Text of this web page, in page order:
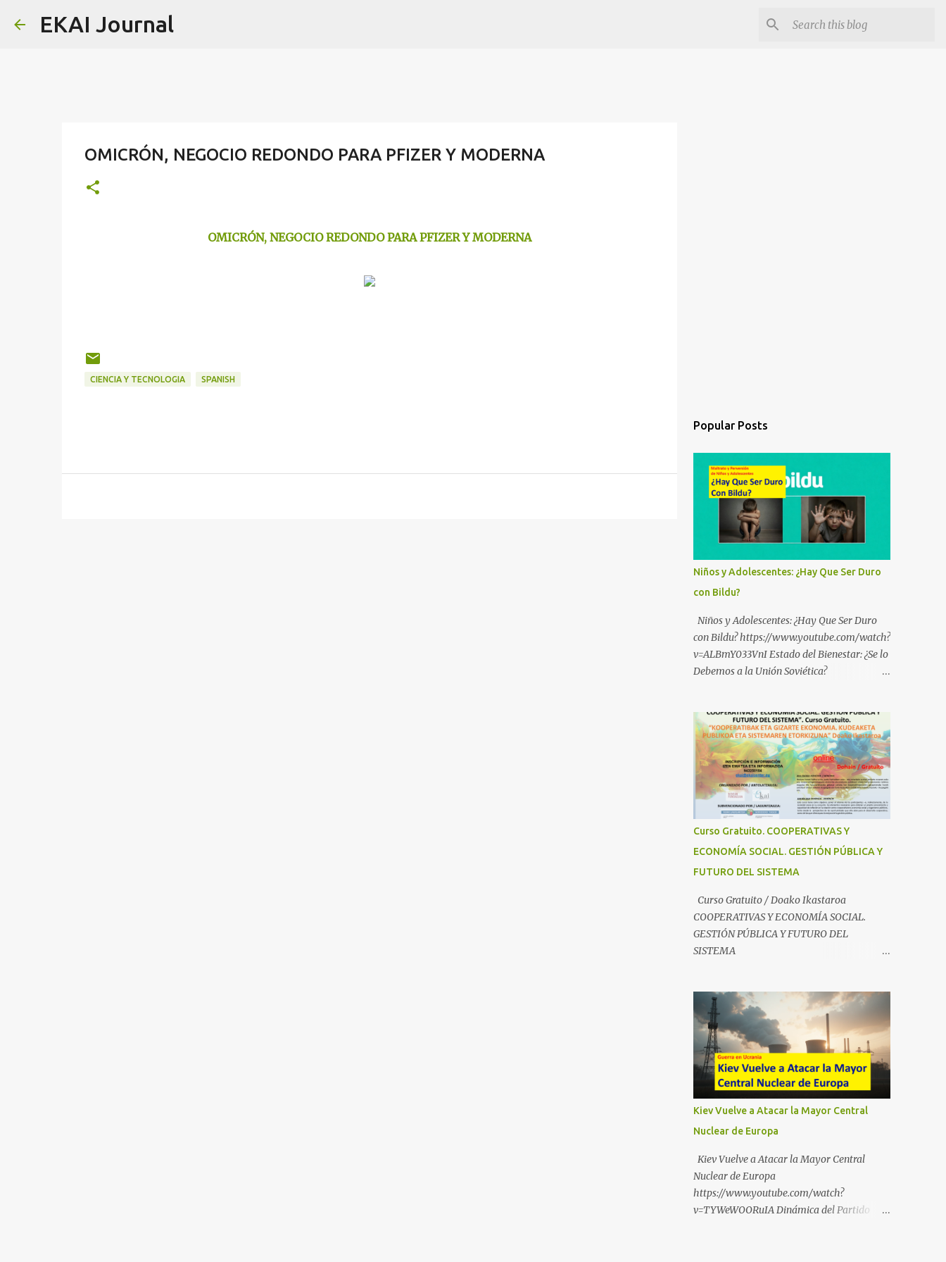
EKAI Journal
OMICRÓN, NEGOCIO REDONDO PARA PFIZER Y MODERNA
OMICRÓN, NEGOCIO REDONDO PARA PFIZER Y MODERNA
CIENCIA Y TECNOLOGIA SPANISH
Popular Posts
Niños y Adolescentes: ¿Hay Que Ser Duro
con Bildu?
Niños y Adolescentes: ¿Hay Que Ser Duro
con Bildu? https://www.youtube.com/watch?
v=ALBmY033VnI Estado del Bienestar: ¿Se lo
Debemos a la Unión Soviética?
Cooperativas
https://www.youtube.com/watch?v=ylup-
4KPu5w Capitalismo Inclusivo y Cuarta
Revolución Industrial
https://www.youtube.com/shorts/dGKjgqEv
RHk ¿Conoces los nuevos canales de
BABESTU? Si quieres hacer algo, o
adolescentes vascos frente a abusos y
manipulaciones: BABESTUren kanal berriak
nerabeak abusu eta manipulazioetatik
babesteko zerbait egin nahi baduzu, edo
ideiak partekatu nahi badituzu: Telegram :
https://t.me/babestu_proteger WhatsApp :
6k0LKZJWzQyoE1T SÍGUENOS EN
YOUTUBE:
https://www.youtube.com/@ekaicenter?
sub_confirmation=1
Curso Gratuito. COOPERATIVAS Y
ECONOMÍA SOCIAL. GESTIÓN PÚBLICA Y
FUTURO DEL SISTEMA
Curso Gratuito / Doako Ikastaroa
COOPERATIVAS Y ECONOMÍA SOCIAL.
GESTIÓN PÚBLICA Y FUTURO DEL
SISTEMA
usp=sharing
Kiev Vuelve a Atacar la Mayor Central
Nuclear de Europa
Kiev Vuelve a Atacar la Mayor Central
Nuclear de Europa
https://www.youtube.com/watch?
v=TYWeWOORuIA Dinámica del Partido